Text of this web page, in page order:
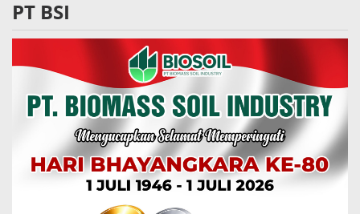
PT BSI